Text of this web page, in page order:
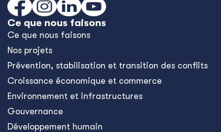
Ce que nous faisons
Ce que nous faisons
Nos projets
Prévention, stabilisation et transition des conflits
Croissance économique et commerce
Environnement et infrastructures
Gouvernance
Développement humain